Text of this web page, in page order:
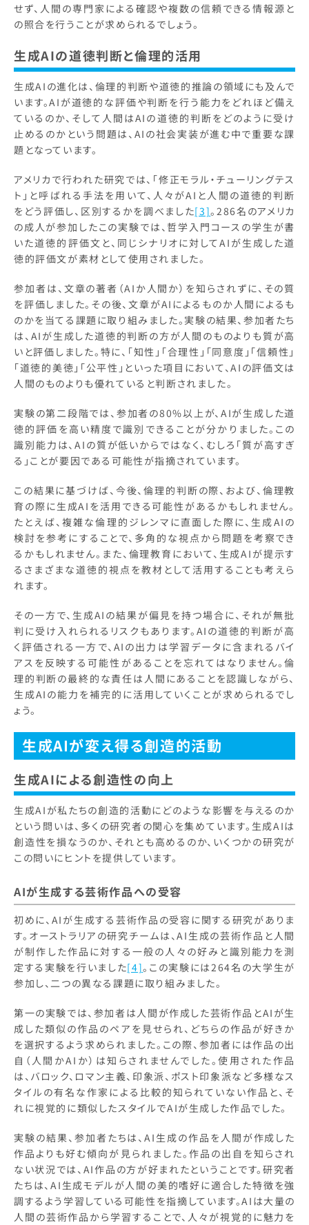
せず、人間の専門家による確認や複数の信頼できる情報源と
の照合を行うことが求められるでしょう。
生成AIの道徳判断と倫理的活用
生成AIの進化は、倫理的判断や道徳的推論の領域にも及んで
います。AIが道徳的な評価や判断を行う能力をどれほど備え
ているのか、そして人間はAIの道徳的判断をどのように受け
止めるのかという問題は、AIの社会実装が進む中で重要な課
題となっています。
アメリカで行われた研究では、「修正モラル・チューリングテス
ト」と呼ばれる手法を用いて、人々がAIと人間の道徳的判断
をどう評価し、区別するかを調べました[3]。286名のアメリカ
の成人が参加したこの実験では、哲学入門コースの学生が書
いた道徳的評価文と、同じシナリオに対してAIが生成した道
徳的評価文が素材として使用されました。
参加者は、文章の著者（AIか人間か）を知らされずに、その質
を評価しました。その後、文章がAIによるものか人間によるも
のかを当てる課題に取り組みました。実験の結果、参加者たち
は、AIが生成した道徳的判断の方が人間のものよりも質が高
いと評価しました。特に、「知性」「合理性」「同意度」「信頼性」
「道徳的美徳」「公平性」といった項目において、AIの評価文は
人間のものよりも優れていると判断されました。
実験の第二段階では、参加者の80%以上が、AIが生成した道
徳的評価を高い精度で識別できることが分かりました。この
識別能力は、AIの質が低いからではなく、むしろ「質が高すぎ
る」ことが要因である可能性が指摘されています。
この結果に基づけば、今後、倫理的判断の際、および、倫理教
育の際に生成AIを活用できる可能性があるかもしれません。
たとえば、複雑な倫理的ジレンマに直面した際に、生成AIの
検討を参考にすることで、多角的な視点から問題を考察でき
るかもしれません。また、倫理教育において、生成AIが提示す
るさまざまな道徳的視点を教材として活用することも考えら
れます。
その一方で、生成AIの結果が偏見を持つ場合に、それが無批
判に受け入れられるリスクもあります。AIの道徳的判断が高
く評価される一方で、AIの出力は学習データに含まれるバイ
アスを反映する可能性があることを忘れてはなりません。倫
理的判断の最終的な責任は人間にあることを認識しながら、
生成AIの能力を補完的に活用していくことが求められるでし
ょう。
生成AIが変え得る創造的活動
生成AIによる創造性の向上
生成AIが私たちの創造的活動にどのような影響を与えるのか
という問いは、多くの研究者の関心を集めています。生成AIは
創造性を損なうのか、それとも高めるのか、いくつかの研究が
この問いにヒントを提供しています。
AIが生成する芸術作品への受容
初めに、AIが生成する芸術作品の受容に関する研究がありま
す。オーストラリアの研究チームは、AI生成の芸術作品と人間
が制作した作品に対する一般の人々の好みと識別能力を測
定する実験を行いました[4]。この実験には264名の大学生が
参加し、二つの異なる課題に取り組みました。
第一の実験では、参加者は人間が作成した芸術作品とAIが生
成した類似の作品のペアを見せられ、どちらの作品が好きか
を選択するよう求められました。この際、参加者には作品の出
自（人間かAIか）は知らされませんでした。使用された作品
は、バロック、ロマン主義、印象派、ポスト印象派など多様なス
タイルの有名な作家による比較的知られていない作品と、そ
れに視覚的に類似したスタイルでAIが生成した作品でした。
実験の結果、参加者たちは、AI生成の作品を人間が作成した
作品よりも好む傾向が見られました。作品の出自を知らされ
ない状況では、AI作品の方が好まれたということです。研究者
たちは、AI生成モデルが人間の美的嗜好に適合した特徴を強
調するよう学習している可能性を指摘しています。AIは大量の
人間の芸術作品から学習することで、人々が視覚的に魅力を